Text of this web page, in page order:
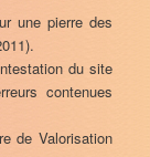
une pierre des
du site
contenues
de Valorisation